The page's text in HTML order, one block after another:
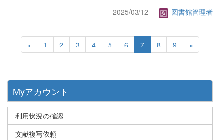
2025/03/12 図書館管理者
« 1 2 3 4 5 6 7 8 9 »
Myアカウント
利用状況の確認
文献複写依頼